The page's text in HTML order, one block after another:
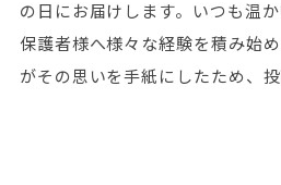
の日にお届けします。いつも温
保護者様へ様々な経験を積み始
がその思いを手紙にしたため、投